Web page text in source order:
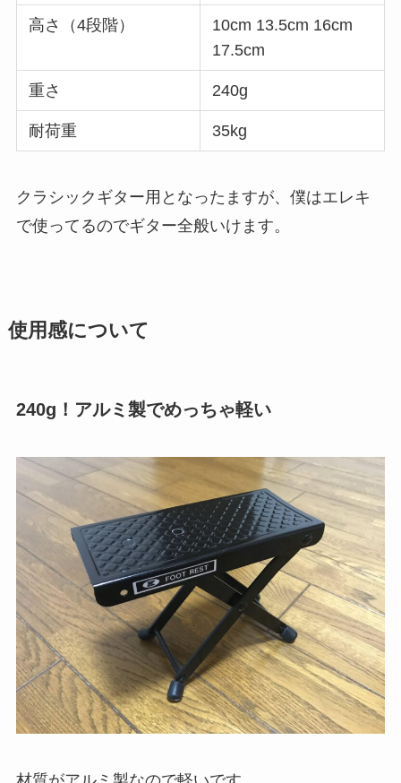
高さ（4段階）
10cm 13.5cm 16cm
17.5cm
重さ 240g
耐荷重 35kg
クラシックギター用となったますが、僕はエレキ
で使ってるのでギター全般いけます。
使用感について
240g！アルミ製でめっちゃ軽い